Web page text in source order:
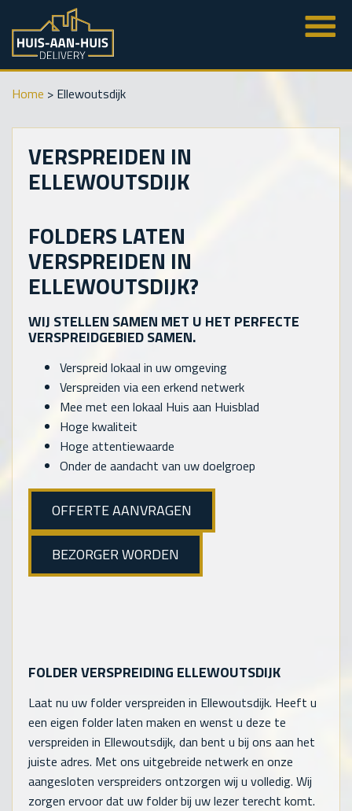
Home > Ellewoutsdijk
VERSPREIDEN IN
ELLEWOUTSDIJK
FOLDERS LATEN
VERSPREIDEN IN
ELLEWOUTSDIJK?
WIJ STELLEN SAMEN MET U HET PERFECTE
VERSPREIDGEBIED SAMEN.
Verspreid lokaal in uw omgeving
Verspreiden via een erkend netwerk
Mee met een lokaal Huis aan Huisblad
Hoge kwaliteit
Hoge attentiewaarde
Onder de aandacht van uw doelgroep
OFFERTE AANVRAGEN
BEZORGER WORDEN
FOLDER VERSPREIDING ELLEWOUTSDIJK
Laat nu uw folder verspreiden in Ellewoutsdijk. Heeft u
een eigen folder laten maken en wenst u deze te
verspreiden in Ellewoutsdijk, dan bent u bij ons aan het
juiste adres. Met ons uitgebreide netwerk en onze
aangesloten verspreiders ontzorgen wij u volledig. Wij
zorgen ervoor dat uw folder bij uw lezer terecht komt.